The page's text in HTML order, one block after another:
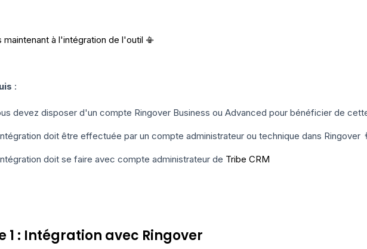
maintenant à l'intégration de l'outil 📳
:
devez disposer d'un compte Ringover Business ou Advanced pour bénéficier de
doit être effectuée par un compte administrateur ou technique dans Ringover
doit se faire avec compte administrateur de Tribe CRM
1 : Intégration avec Ringover